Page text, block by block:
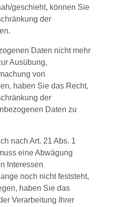
geschieht, können Sie
der
Daten nicht mehr
Ausübung,
von
haben Sie das Recht,
der
Daten zu
nach Art. 21 Abs. 1
eine Abwägung
Interessen
noch nicht feststeht,
haben Sie das
Verarbeitung Ihrer